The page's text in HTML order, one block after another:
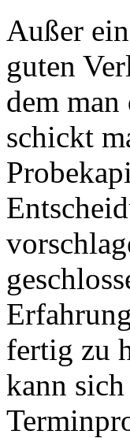
Außer
guten
dem
schickt
fertig zu
kann